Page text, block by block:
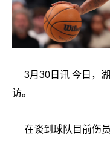
3月30日讯 今日，
访。
在谈到球队目前伤